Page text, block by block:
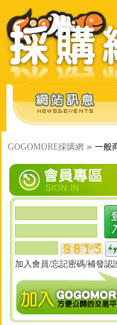
GOGOMORE採購網 » 一般
加入會員/忘記密碼/補發認